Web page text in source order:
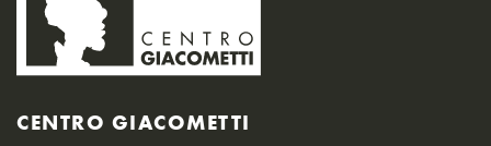
CENTRO GIACOMETTI